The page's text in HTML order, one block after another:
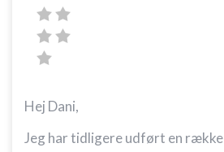
Hej Dani,
Jeg har tidligere udført en række